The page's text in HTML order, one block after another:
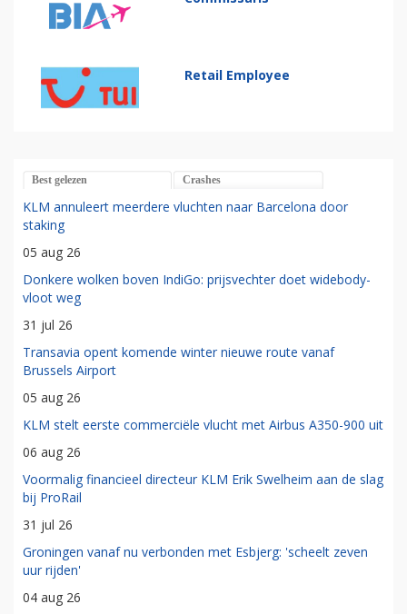
Retail Employee
Best gelezen Crashes
KLM annuleert meerdere vluchten naar Barcelona door
staking
05 aug 26
Donkere wolken boven IndiGo: prijsvechter doet widebody-
vloot weg
31 jul 26
Transavia opent komende winter nieuwe route vanaf
Brussels Airport
05 aug 26
KLM stelt eerste commerciële vlucht met Airbus A350-900 uit
06 aug 26
Voormalig financieel directeur KLM Erik Swelheim aan de slag
bij ProRail
31 jul 26
Groningen vanaf nu verbonden met Esbjerg: 'scheelt zeven
uur rijden'
04 aug 26